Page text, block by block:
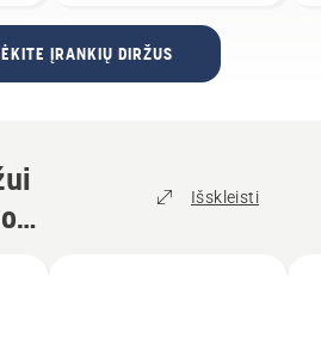
ĮRANKIŲ DIRŽUS
Išskleisti